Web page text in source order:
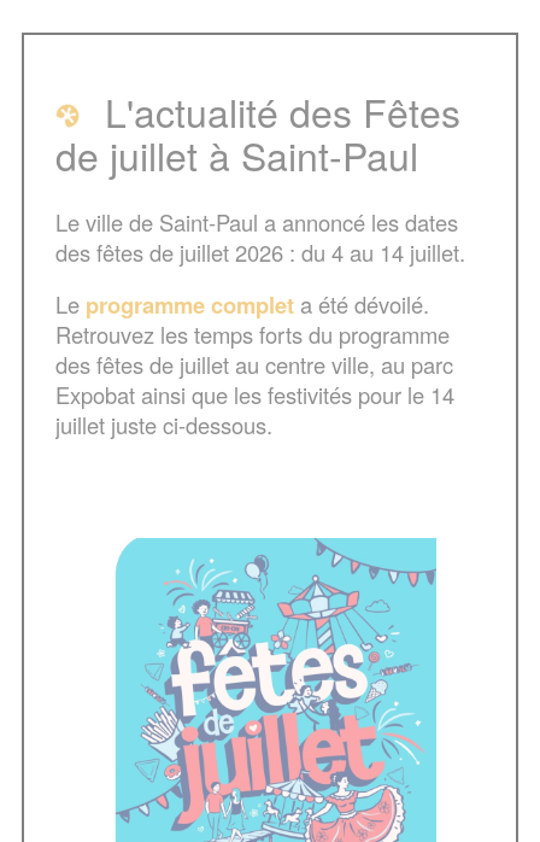
amélioration
L'actualité des Fêtes
de juillet à Saint-Paul
Le ville de Saint-Paul a annoncé les dates
des fêtes de juillet 2026 : du 4 au 14 juillet.
Le programme complet a été dévoilé.
Retrouvez les temps forts du programme
des fêtes de juillet au centre ville, au parc
Expobat ainsi que les festivités pour le 14
juillet juste ci-dessous.